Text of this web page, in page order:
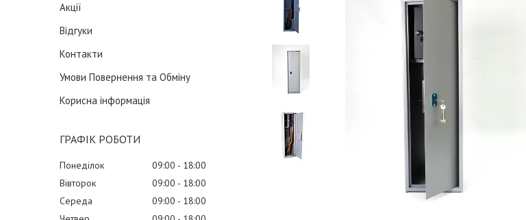
Акції
Відгуки
Контакти
Умови Повернення та Обміну
Корисна інформація
ГРАФІК РОБОТИ
Понеділок 09:00
18:00
Вівторок
09:00
18:00
Середа
09:00
18:00